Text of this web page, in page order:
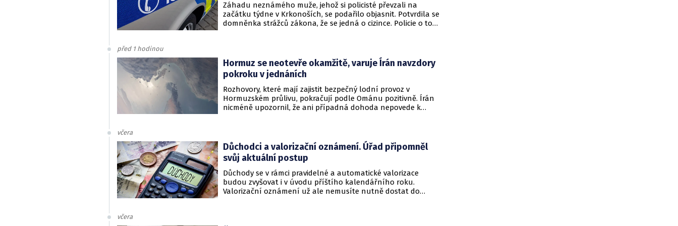
Záhadu neznámého muže, jehož si policisté převzali na
začátku týdne v Krkonoších, se podařilo objasnit. Potvrdila se
domněnka strážců zákona, že se jedná o cizince. Policie o tom
před 1 hodinou
Hormuz se neotevře okamžitě, varuje Írán navzdory
pokroku v jednáních
Rozhovory, které mají zajistit bezpečný lodní provoz v
Hormuzském průlivu, pokračují podle Ománu pozitivně. Írán
nicméně upozornil, že ani případná dohoda nepovede k
včera
Důchodci a valorizační oznámení. Úřad připomněl
svůj aktuální postup
Důchody se v rámci pravidelné a automatické valorizace
budou zvyšovat i v úvodu příštího kalendářního roku.
Valorizační oznámení už ale nemusíte nutně dostat do
včera